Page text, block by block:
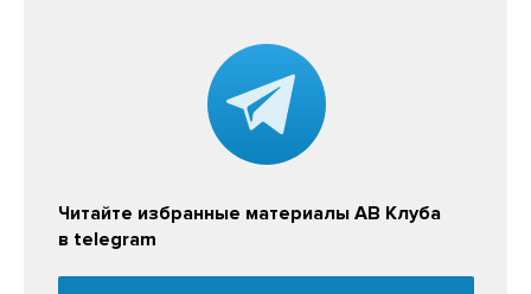
Читайте избранные материалы АВ Клуба
в telegram